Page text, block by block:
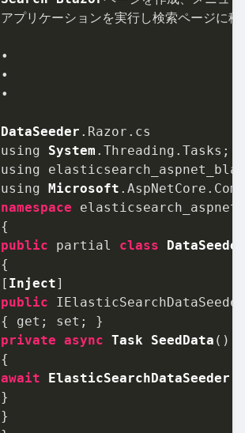
アプリケーションを実⾏し検索ページに移
•
•
•
DataSeeder . Razor . cs
using System . Threading . Tasks ;
using
using
Microsoft . AspNetCore .
namespace
public partial class
DataSeeder
{
[ Inject
public
private async Task SeedData ()
await
ElasticSearchDataSeeder
}
}